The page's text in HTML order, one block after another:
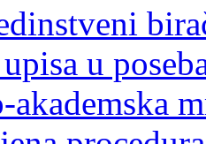
u
akademska